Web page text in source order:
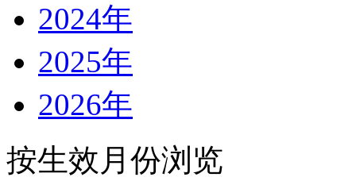
2024年
2025年
2026年
按生效月份浏览